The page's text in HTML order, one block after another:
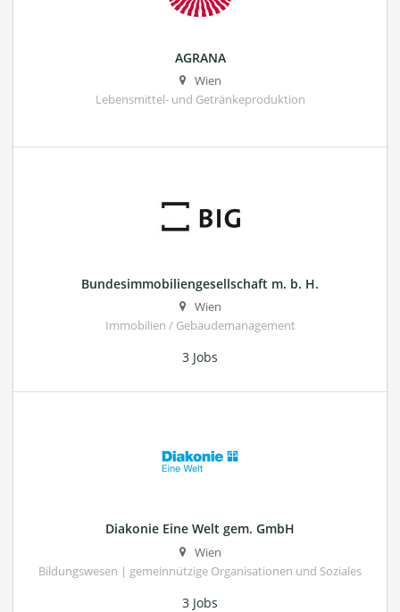
AGRANA
Wien
Lebensmittel- und Getränkeproduktion
Bundesimmobiliengesellschaft m. b. H.
Wien
Immobilien / Gebäudemanagement
3 Jobs
Diakonie Eine Welt gem. GmbH
Wien
Bildungswesen | gemeinnützige Organisationen und Soziales
3 Jobs